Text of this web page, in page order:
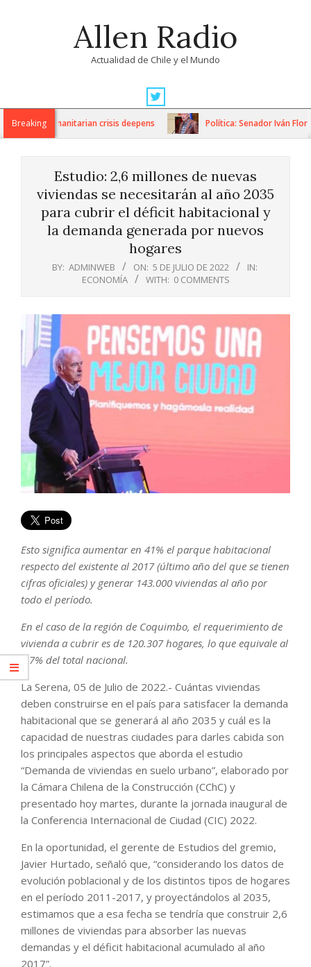
Allen Radio
Actualidad de Chile y el Mundo
Navigation
MenuBreaking
as humanitarian crisis deepens Política: Senador Iván Flores
Estudio: 2,6 millones de nuevas
viviendas se necesitarán al año 2035
para cubrir el déficit habitacional y
la demanda generada por nuevos
hogares
BY: ADMINWEB ON: 5 DE JULIO DE 2022
IN:
ECONOMÍA
WITH: 0 COMMENTS
Esto significa aumentar en 41% el parque habitacional
respecto del existente al 2017 (último año del que se tienen
cifras oficiales) y generar 143.000 viviendas al año por
todo el período.
En el caso de la región de Coquimbo, el requerimiento de
vivienda a cubrir es de 120.307 hogares, lo que equivale al
4,7% del total nacional.
La Serena, 05 de Julio de 2022.- Cuántas viviendas
deben construirse en el país para satisfacer la demanda
habitacional que se generará al año 2035 y cuál es la
capacidad de nuestras ciudades para darles cabida son
los principales aspectos que aborda el estudio
“Demanda de viviendas en suelo urbano”, elaborado por
la Cámara Chilena de la Construcción (CChC) y
presentado hoy martes, durante la jornada inaugural de
la Conferencia Internacional de Ciudad (CIC) 2022.
En la oportunidad, el gerente de Estudios del gremio,
Javier Hurtado, señaló que, “considerando los datos de
evolución poblacional y de los distintos tipos de hogares
en el período 2011-2017, y proyectándolos al 2035,
estimamos que a esa fecha se tendría que construir 2,6
millones de viviendas para absorber las nuevas
demandas y el déficit habitacional acumulado al año
2017”.